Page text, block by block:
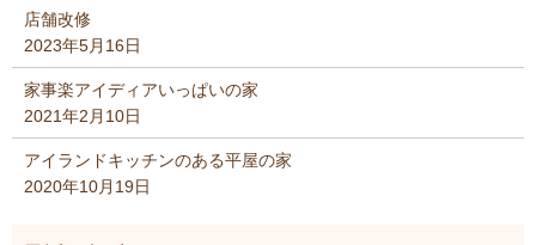
店舗改修
2023年5月16日
家事楽アイディアいっぱいの家
2021年2月10日
アイランドキッチンのある平屋の家
2020年10月19日